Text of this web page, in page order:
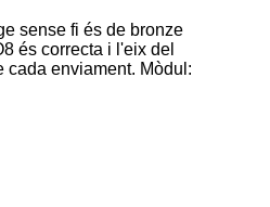
sense fi és de bronze
és correcta i l'eix del
cada enviament. Mòdul: